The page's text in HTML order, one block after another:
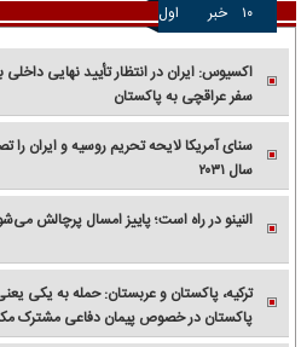
۱۰ خبر اول
اکسیوس: ایران در انتظار تأیید نهایی داخلی
سفر عراقچی به پاکستان
سنای آمریکا لایحه تحریم روسیه و ایران را
سال ۲۰۳۱
النینو در راه است؛ پاییز امسال پرچالش
ترکیه، پاکستان و عربستان: حمله به یکی
پاکستان در خصوص پیمان دفاعی مشترک